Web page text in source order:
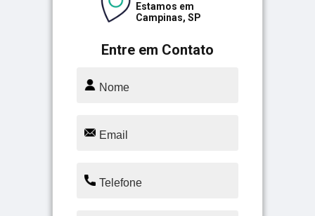
Entre em Contato
Estamos em
Campinas, SP